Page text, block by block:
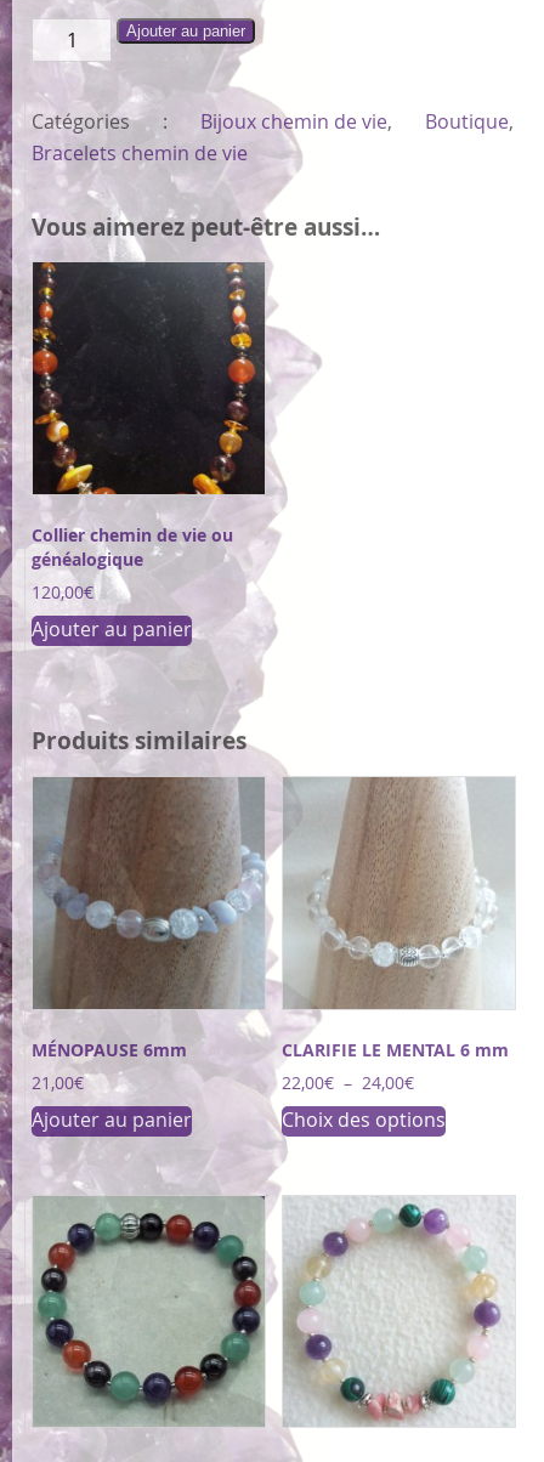
quantité
de
chemin
de
vie
généalogique
Ajouter au panier
Catégories : Bijoux chemin de vie, Boutique,
Bracelets chemin de vie
Vous aimerez peut-être aussi…
Collier chemin de vie ou
généalogique
120,00€
Ajouter au panier
Produits similaires
MÉNOPAUSE 6mm
21,00€
Ajouter au panier
CLARIFIE LE MENTAL 6 mm
22,00€ – 24,00€Plage
de
prix :
24,00€
Choix des optionsCe
plusieurs
variations.
Les
options
peuvent
être
choisies
sur
la